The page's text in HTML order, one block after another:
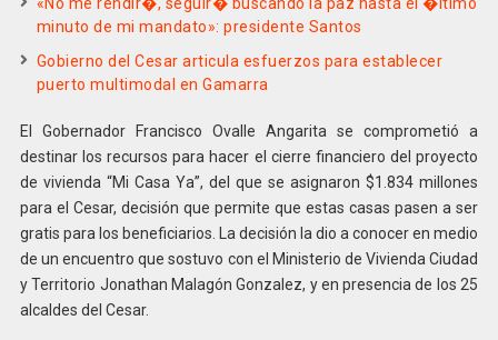
minuto de mi mandato»: presidente Santos
Gobierno del Cesar articula esfuerzos para establecer
puerto multimodal en Gamarra
El Gobernador Francisco Ovalle Angarita se comprometió a
destinar los recursos para hacer el cierre financiero del proyecto
de vivienda “Mi Casa Ya”, del que se asignaron $1.834 millones
para el Cesar, decisión que permite que estas casas pasen a ser
gratis para los beneficiarios. La decisión la dio a conocer en medio
de un encuentro que sostuvo con el Ministerio de Vivienda Ciudad
y Territorio Jonathan Malagón Gonzalez, y en presencia de los 25
alcaldes del Cesar.